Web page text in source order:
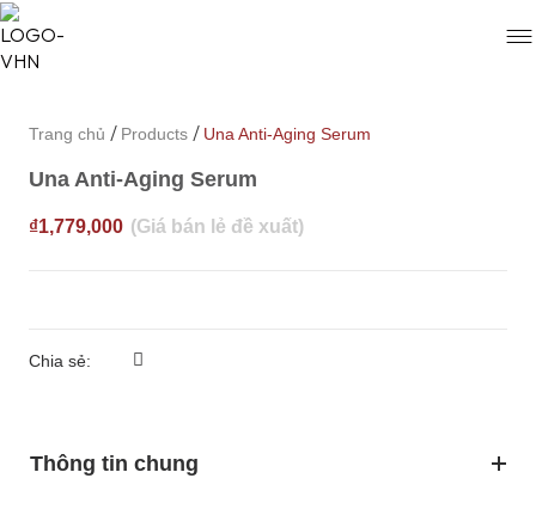
Trang chủ / Products / Una Anti-Aging Serum
Una Anti-Aging Serum
₫1,779,000
Chia sẻ:
Thông tin chung